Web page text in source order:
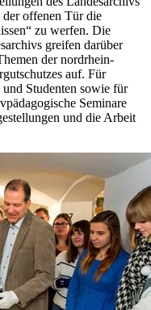
der offenen Tür die
zu werfen. Die
greifen darüber
der nordrhein-
auf. Für
Studenten sowie für
Seminare
und die Arbeit